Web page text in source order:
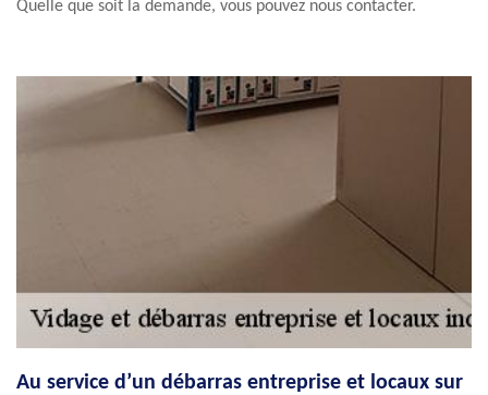
Quelle que soit la demande, vous pouvez nous contacter.
Au service d’un débarras entreprise et locaux sur